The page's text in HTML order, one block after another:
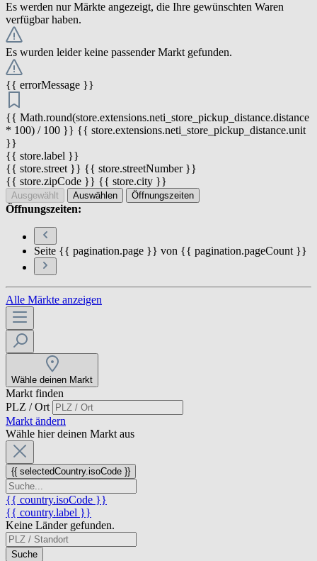
Es werden nur Märkte angezeigt, die Ihre gewünschten Waren
verfügbar haben.
Es wurden leider keine passender Markt gefunden.
{{ errorMessage }}
{{ Math.round(store.extensions.neti_store_pickup_distance.distance
* 100) / 100 }} {{ store.extensions.neti_store_pickup_distance.unit
}}
{{ store.label }}
{{ store.street }} {{ store.streetNumber }}
{{ store.zipCode }} {{ store.city }}
Ausgewählt Auswählen Öffnungszeiten
Öffnungszeiten:
Seite {{ pagination.page }} von {{ pagination.pageCount }}
Alle Märkte anzeigen
Wähle deinen Markt
Markt finden
PLZ / Ort
Markt ändern
Wähle hier deinen Markt aus
{{ selectedCountry.isoCode }}
{{ country.isoCode }}
{{ country.label }}
Keine Länder gefunden.
Suche